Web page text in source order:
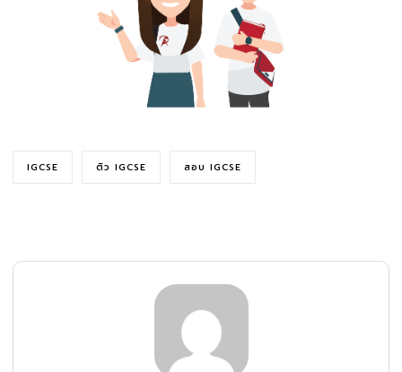
IGCSE ติว IGCSE สอบ IGCSE